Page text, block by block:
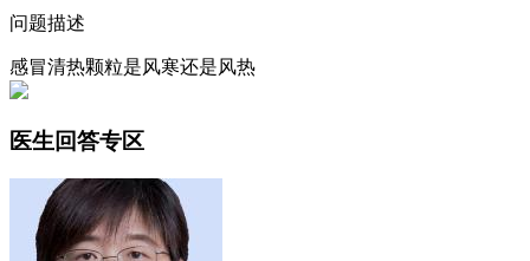
问题描述
感冒清热颗粒是风寒还是风热
医生回答专区